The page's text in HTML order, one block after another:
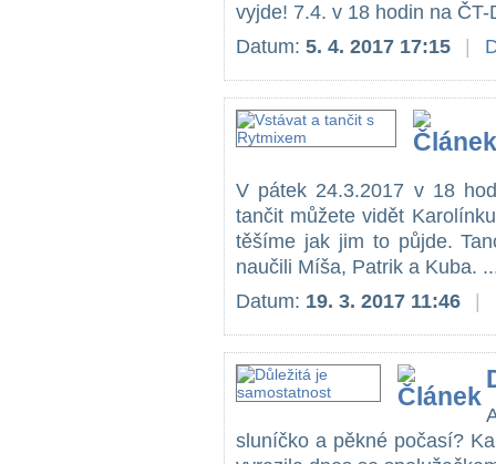
vyjde! 7.4. v 18 hodin na
Datum: 5. 4. 2017 17:15
V pátek 24.3.2017 v 18
tančit můžete vidět
těšíme jak jim to půjde.
naučili Míša, Patrik a Kuba.
Datum: 19. 3. 2017 11:46
sluníčko a pěkné počasí?